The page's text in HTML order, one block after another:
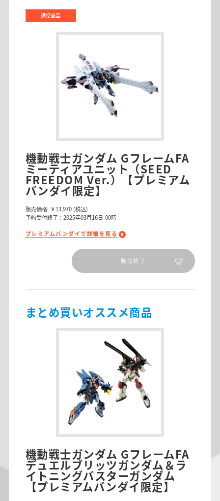
通常商品
機動戦士ガンダム GフレームFA
ミーティアユニット（SEED
FREEDOM Ver.）【プレミアム
バンダイ限定】
販売価格: ￥13,970 (税込)
予約受付終了：2025年03月16日 00時
プレミアムバンダイで詳細を見る
販売終了
まとめ買いオススメ商品
機動戦士ガンダム GフレームFA
デュエルブリッツガンダム＆ラ
イトニングバスターガンダム
【プレミアムバンダイ限定】